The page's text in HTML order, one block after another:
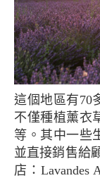
這個地區有70多家薰衣草生產者。他們中的大多數
不僅種植薰衣
等。其中一些
並直接銷售給
店：Lavandes